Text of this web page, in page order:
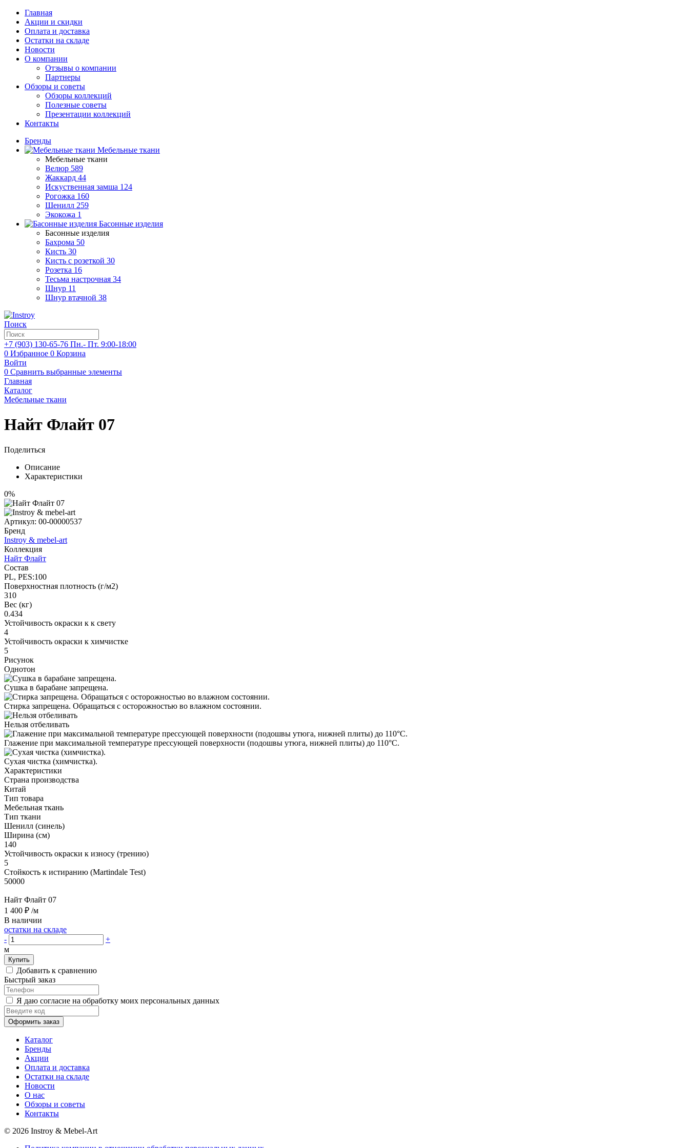
Главная
Акции и скидки
Оплата и доставка
Остатки на складе
Новости
О компании
Отзывы о компании
Партнеры
Обзоры и советы
Обзоры коллекций
Полезные советы
Презентации коллекций
Контакты
Бренды
Мебельные ткани
Мебельные ткани
Велюр 589
Жаккард 44
Искуственная замша 124
Рогожка 160
Шенилл 259
Экокожа 1
Басонные изделия
Басонные изделия
Бахрома 50
Кисть 30
Кисть с розеткой 30
Розетка 16
Тесьма настрочная 34
Шнур 11
Шнур втачной 38
Поиск
+7 (903) 130-65-76 Пн.- Пт. 9:00-18:00
0 Избранное 0 Корзина
Войти
0 Сравнить выбранные элементы
Главная
Каталог
Мебельные ткани
Найт Флайт 07
Поделиться
Описание
Характеристики
0%
Артикул: 00-00000537
Бренд
Instroy & mebel-art
Коллекция
Найт Флайт
Состав
PL, PES:100
Поверхностная плотность (г/м2)
310
Вес (кг)
0.434
Устойчивость окраски к к свету
4
Устойчивость окраски к химчистке
5
Рисунок
Однотон
Сушка в барабане запрещена.
Стирка запрещена. Обращаться с осторожностью во влажном состоянии.
Нельзя отбеливать
Глажение при максимальной температуре прессующей поверхности (подошвы утюга, нижней плиты) до 110°С.
Cухая чистка (химчистка).
Характеристики
Страна производства
Китай
Тип товара
Мебельная ткань
Тип ткани
Шенилл (синель)
Ширина (см)
140
Устойчивость окраски к износу (трению)
5
Стойкость к истиранию (Martindale Test)
50000
Найт Флайт 07
1 400 ₽ /м
В наличии
остатки на складе
-
+
м
Купить
Добавить к сравнению
Быстрый заказ
Я даю согласие на обработку моих персональных данных
Оформить заказ
Каталог
Бренды
Акции
Оплата и доставка
Остатки на складе
Новости
О нас
Обзоры и советы
Контакты
© 2026 Instroy & Mebel-Art